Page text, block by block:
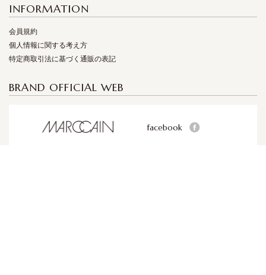
INFORMATION
会員規約
個人情報に関する考え方
特定商取引法に基づく通販の表記
BRAND OFFICIAL WEB
facebook